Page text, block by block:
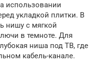
использовании
укладкой плитки. В
нишу с мягкой
в темноте. Для
ниша под ТВ, где
кабель-канале.